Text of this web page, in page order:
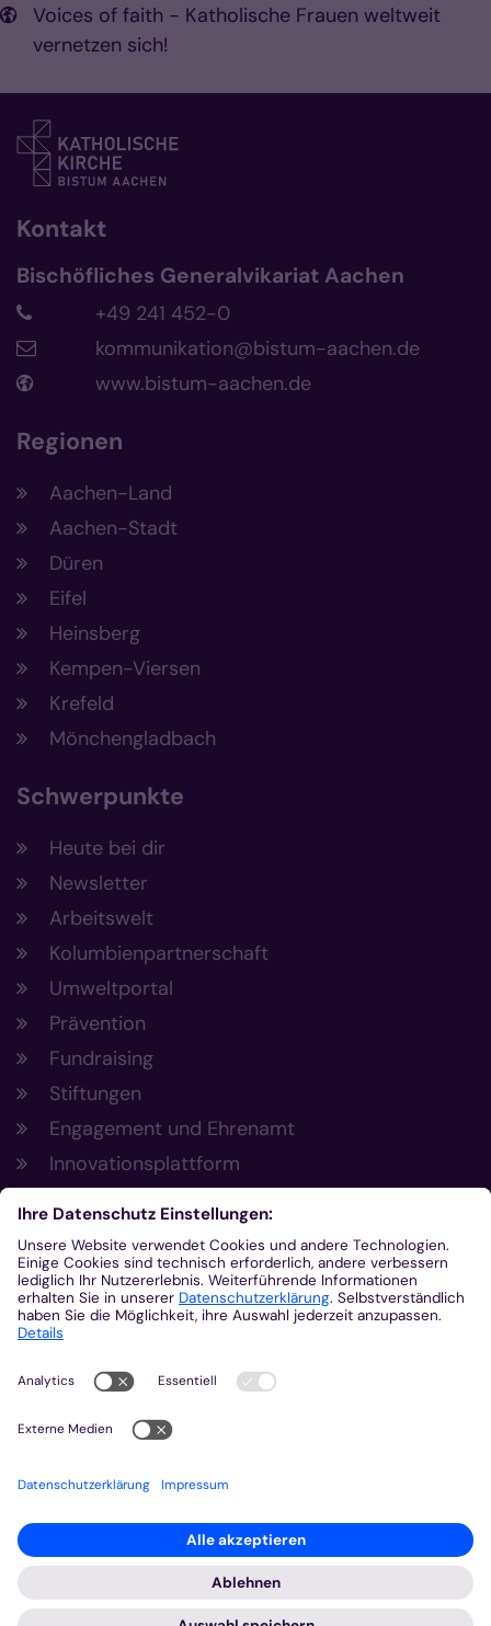
Voices of faith - Katholische Frauen weltweit
vernetzen sich!
Kontakt
Bischöfliches Generalvikariat Aachen
+49 241 452-0
kommunikation@bistum-aachen.de
www.bistum-aachen.de
Regionen
Aachen-Land
Aachen-Stadt
Düren
Eifel
Heinsberg
Kempen-Viersen
Krefeld
Mönchengladbach
Schwerpunkte
Heute bei dir
Newsletter
Arbeitswelt
Kolumbienpartnerschaft
Umweltportal
Prävention
Fundraising
Stiftungen
Engagement und Ehrenamt
Innovationsplattform
Aus der Plattform
Nachrichten
Veranstaltungen
Gottesdienste
Stellenangebote
Kirchenzeitung
Amtsblatt (Kirchlicher Anzeiger)
Rechtsdatenbank
Meldestelle gemäß Hinweisgeberschutzgesetz
2026 © Bistum Aachen Impressum